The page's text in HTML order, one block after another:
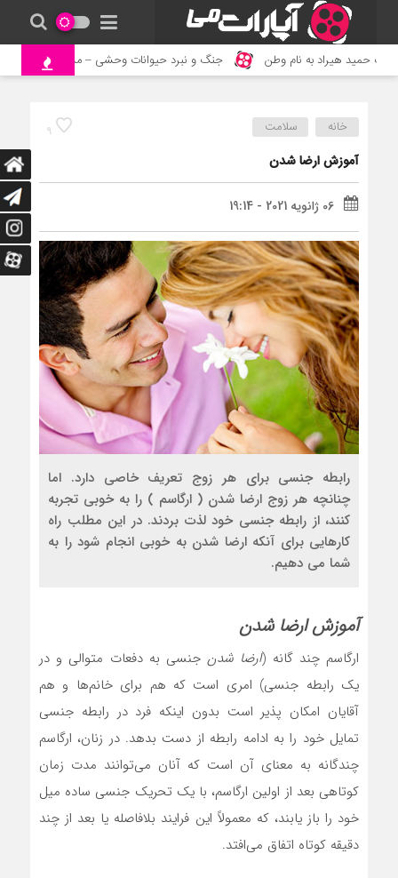
هیراد به نام وطن جنگ و نبرد حیوانات وحشی – مستند حیات وحش
9 خانه سلامت
آموزش ارضا شدن
06 ژانویه 2021 - 19:14
رابطه جنسی برای هر زوج تعریف خاصی دارد. اما
چنانچه هر زوج ارضا شدن ( ارگاسم ) را به خوبی تجربه
کنند، از رابطه جنسی خود لذت بردند. در این مطلب راه
کارهایی برای آنکه ارضا شدن به خوبی انجام شود را به
شما می دهیم.
آموزش ارضا شدن
ارگاسم چند گانه (ارضا شدنجنسی به دفعات متوالی و در
یک رابطه جنسی) امری است که هم برای خانم‌ها و هم
آقایان امکان پذیر است بدون اینکه فرد در رابطه جنسی
تمایل خود را به ادامه رابطه از دست بدهد. در زنان، ارگاسم
چندگانه به معنای آن است که آنان می‌توانند مدت زمان
کوتاهی بعد از اولین ارگاسم، با یک تحریک جنسی ساده میل
خود را باز یابند، که معمولاً این فرایند بلافاصله یا بعد از چند
دقیقه کوتاه اتفاق می‌افتد.